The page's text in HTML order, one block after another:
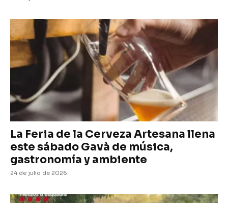
La Feria de la Cerveza Artesana llena
este sábado Gavà de música,
gastronomía y ambiente
24 de julio de 2026